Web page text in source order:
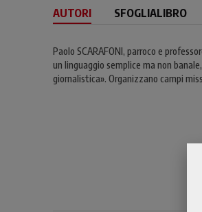
AUTORI SFOGLIALIBRO
Paolo SCARAFONI, parroco e
un linguaggio semplice ma non
giornalistica». Organizzano campi